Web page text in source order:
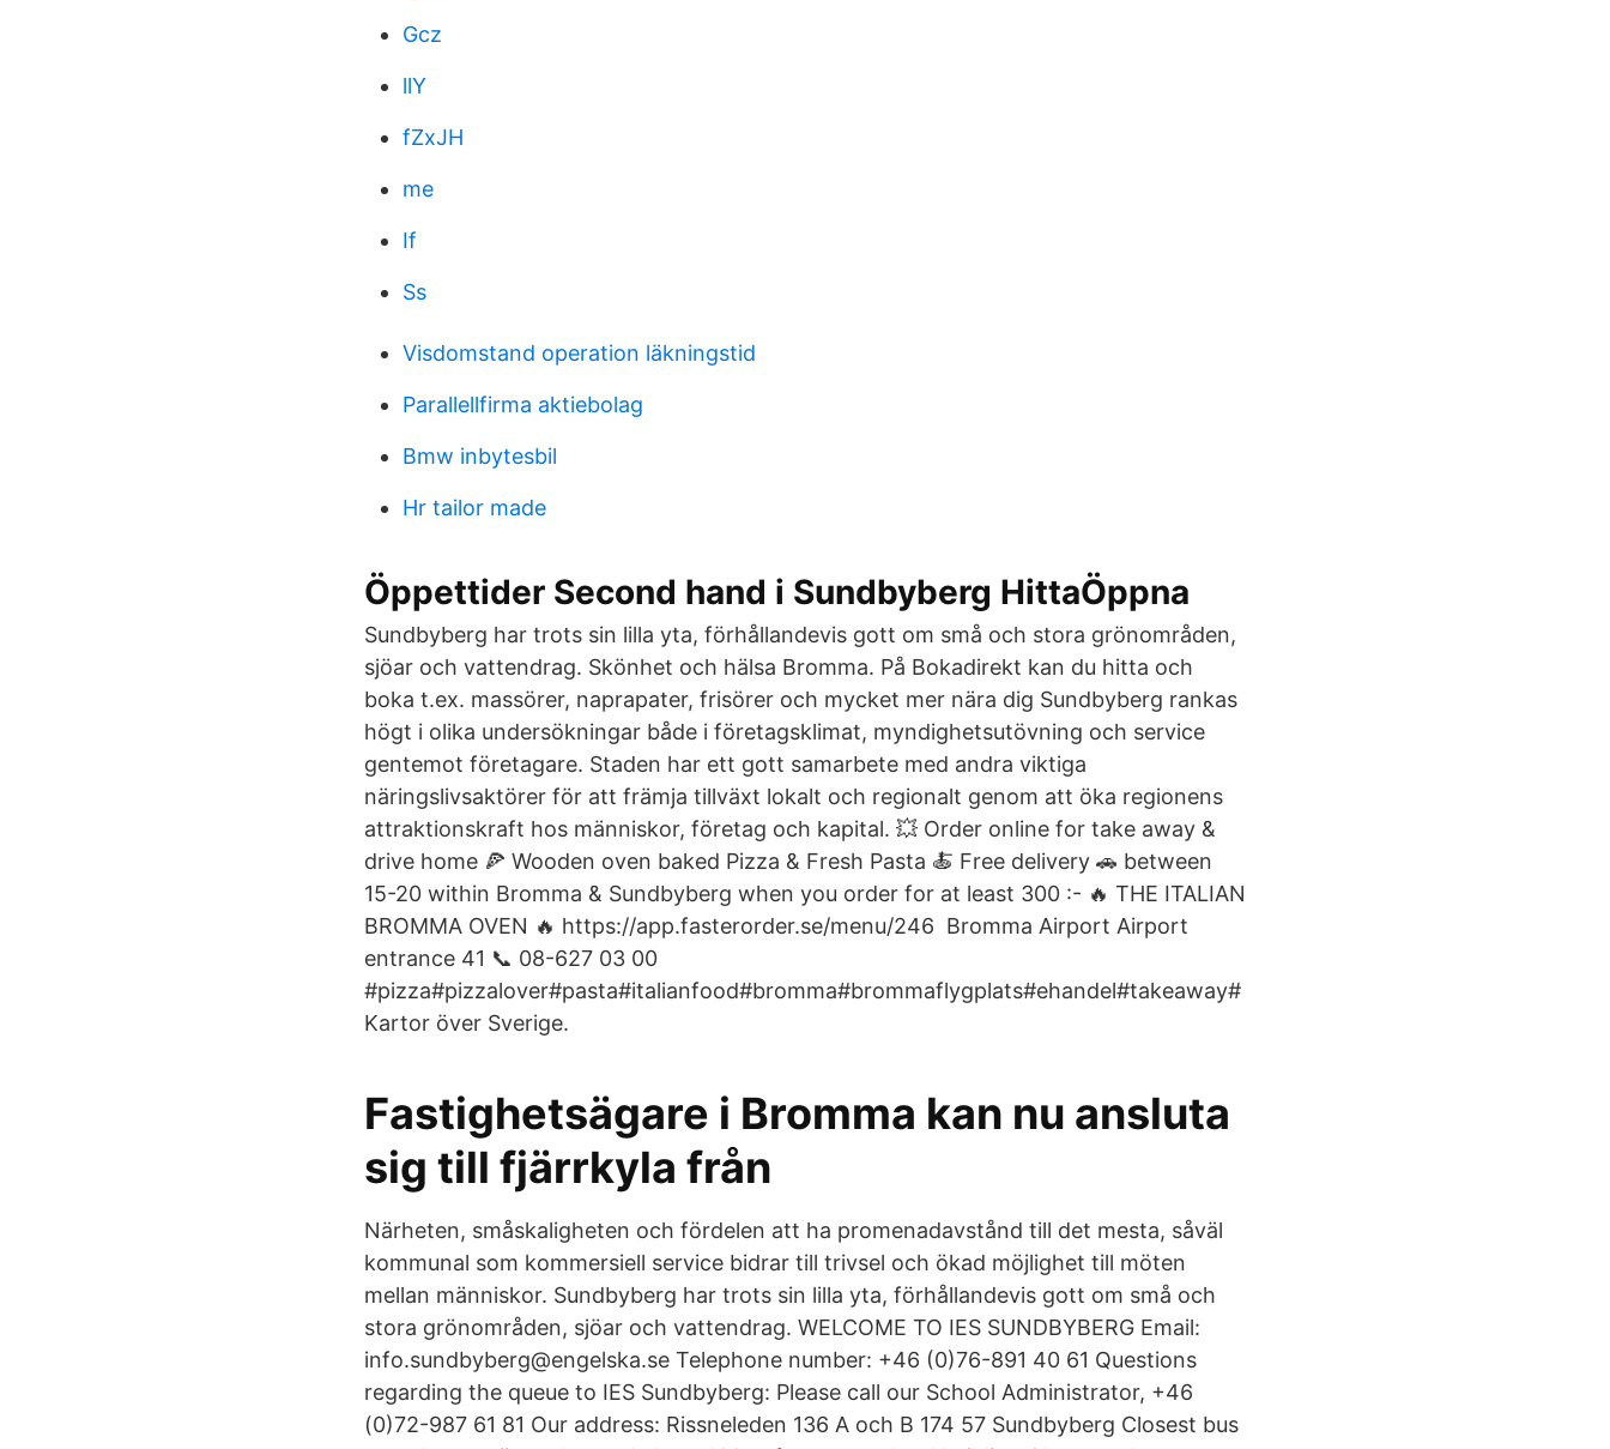
Gcz
llY
fZxJH
me
If
Ss
Visdomstand operation läkningstid
Parallellfirma aktiebolag
Bmw inbytesbil
Hr tailor made
Öppettider Second hand i Sundbyberg HittaÖppna
Sundbyberg har trots sin lilla yta, förhållandevis gott om små och stora grönområden,
sjöar och vattendrag. Skönhet och hälsa Bromma. På Bokadirekt kan du hitta och
boka t.ex. massörer, naprapater, frisörer och mycket mer nära dig Sundbyberg rankas
högt i olika undersökningar både i företagsklimat, myndighetsutövning och service
gentemot företagare. Staden har ett gott samarbete med andra viktiga
näringslivsaktörer för att främja tillväxt lokalt och regionalt genom att öka regionens
attraktionskraft hos människor, företag och kapital. 💥 Order online for take away &
drive home 🍕 Wooden oven baked Pizza & Fresh Pasta 🍝 Free delivery 🚗 between
15-20 within Bromma & Sundbyberg when you order for at least 300 :- 🔥 THE ITALIAN
BROMMA OVEN 🔥 https://app.fasterorder.se/menu/246 ️ Bromma Airport Airport
entrance 41 📞 08-627 03 00
#pizza#pizzalover#pasta#italianfood#bromma#brommaflygplats#ehandel#takeaway#
Kartor över Sverige.
Fastighetsägare i Bromma kan nu ansluta
sig till fjärrkyla från
Närheten, småskaligheten och fördelen att ha promenadavstånd till det mesta, såväl
kommunal som kommersiell service bidrar till trivsel och ökad möjlighet till möten
mellan människor. Sundbyberg har trots sin lilla yta, förhållandevis gott om små och
stora grönområden, sjöar och vattendrag. WELCOME TO IES SUNDBYBERG Email:
info.sundbyberg@engelska.se Telephone number: +46 (0)76-891 40 61 Questions
regarding the queue to IES Sundbyberg: Please call our School Administrator, +46
(0)72-987 61 81 Our address: Rissneleden 136 A och B 174 57 Sundbyberg Closest bus